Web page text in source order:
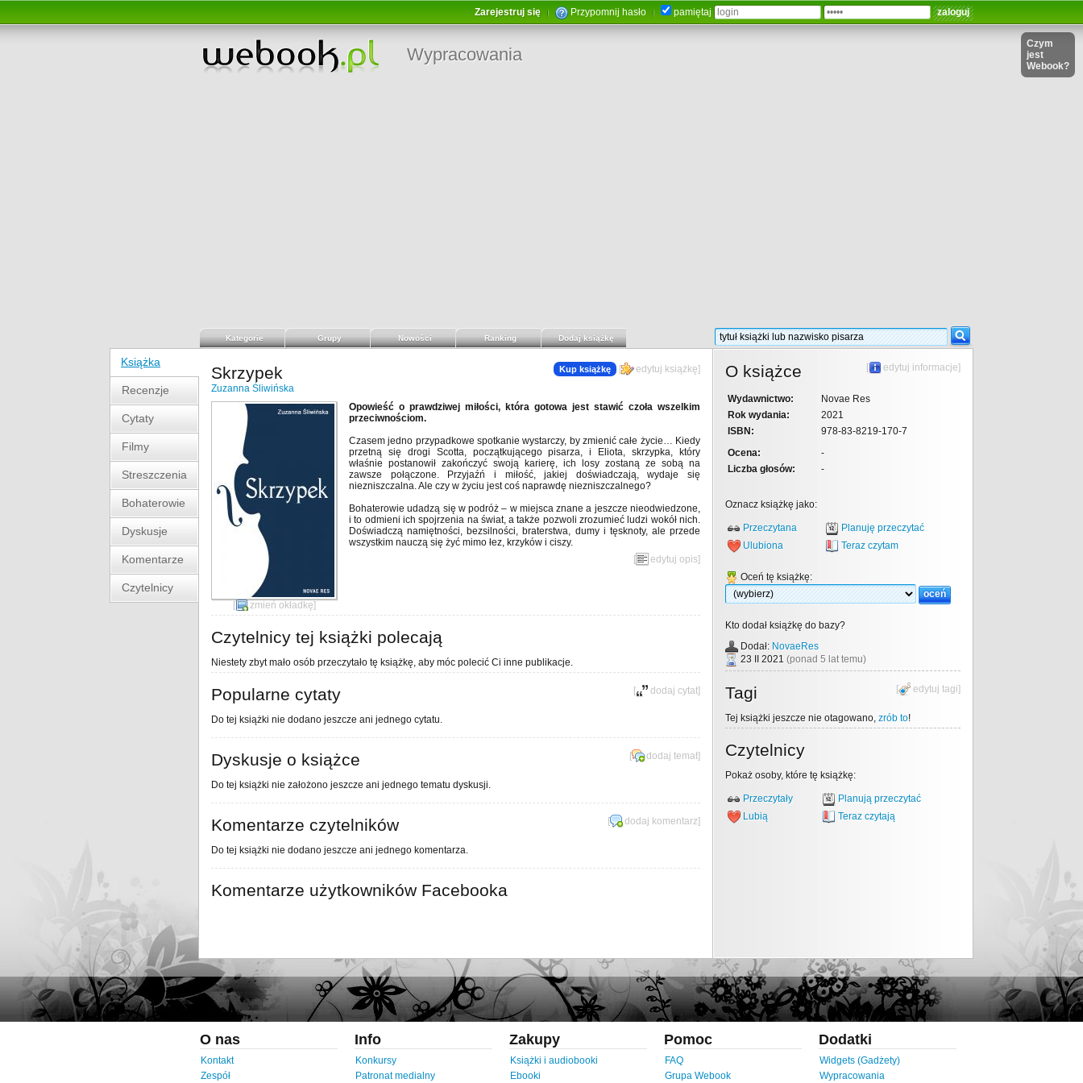
Zarejestruj się Przypomnij hasło pamiętaj
Wypracowania
Czym
jest
Webook?
Kategorie Grupy Nowości Ranking Dodaj książkę
Książka
Recenzje
Cytaty
Filmy
Streszczenia
Bohaterowie
Dyskusje
Komentarze
Czytelnicy
Kup książkę [ edytuj książkę]
Skrzypek
Zuzanna Śliwińska
[ zmień okładkę]
Opowieść o prawdziwej miłości, która gotowa jest stawić czoła wszelkim
przeciwnościom.
Czasem jedno przypadkowe spotkanie wystarczy, by zmienić całe życie… Kiedy
przetną się drogi Scotta, początkującego pisarza, i Eliota, skrzypka, który
właśnie postanowił zakończyć swoją karierę, ich losy zostaną ze sobą na
zawsze połączone. Przyjaźń i miłość, jakiej doświadczają, wydaje się
niezniszczalna. Ale czy w życiu jest coś naprawdę niezniszczalnego?
Bohaterowie udadzą się w podróż – w miejsca znane a jeszcze nieodwiedzone,
i to odmieni ich spojrzenia na świat, a także pozwoli zrozumieć ludzi wokół nich.
Doświadczą namiętności, bezsilności, braterstwa, dumy i tęsknoty, ale przede
wszystkim nauczą się żyć mimo łez, krzyków i ciszy.
[
edytuj opis]
Czytelnicy tej książki polecają
Niestety zbyt mało osób przeczytało tę książkę, aby móc polecić Ci inne publikacje.
[ dodaj cytat]
Popularne cytaty
Do tej książki nie dodano jeszcze ani jednego cytatu.
[ dodaj temat]
Dyskusje o książce
Do tej książki nie założono jeszcze ani jednego tematu dyskusji.
[ dodaj komentarz]
Komentarze czytelników
Do tej książki nie dodano jeszcze ani jednego komentarza.
Komentarze użytkowników Facebooka
[ edytuj informacje]
O książce
Wydawnictwo:
Novae Res
Rok wydania:
2021
ISBN:
978-83-8219-170-7
Ocena:
-
Liczba głosów:
-
Oznacz książkę jako:
Przeczytana
Planuję przeczytać
Ulubiona
Teraz czytam
Oceń tę książkę:
Kto dodał książkę do bazy?
Dodał: NovaeRes
23 II 2021 (ponad 5 lat temu)
[ edytuj tagi]
Tagi
Tej książki jeszcze nie otagowano, zrób to!
Czytelnicy
Pokaż osoby, które tę książkę:
Przeczytały
Planują przeczytać
Lubią
Teraz czytają
O nas
Kontakt
Zespół
Info
Konkursy
Patronat medialny
Zakupy
Książki i audiobooki
Ebooki
Pomoc
FAQ
Grupa Webook
Dodatki
Widgets (Gadżety)
Wypracowania